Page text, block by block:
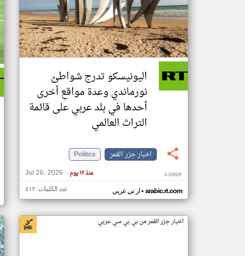
اليونيسكو تدرج شواطئ
نورماندي وعدة مواقع أخرى
أحدها في بلد عربي على قائمة
التراث العالمي
اخبار جزر القمر
Politics
Jul 26, 2026
منذ ١٢ يوم XJ39DF
ار تي عربي• arabic.rt.com عدد الكلمات: ٤١٢
اخبار جزر القمر من بي بي سي عربي